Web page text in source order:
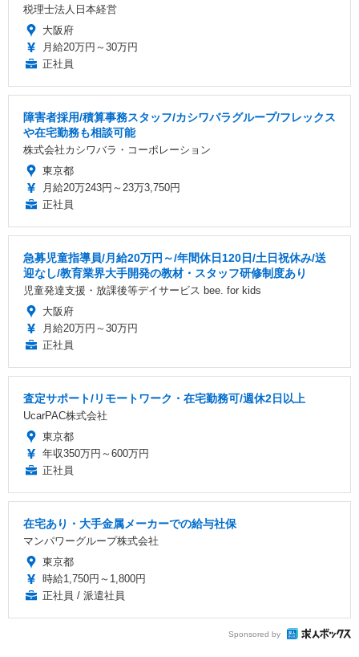
税理士法人日本経営
大阪府
月給20万円～30万円
正社員
障害者採用/積算事務スタッフ/カシワバラグループ/フレックス
や在宅勤務も相談可能
株式会社カシワバラ・コーポレーション
東京都
月給20万243円～23万3,750円
正社員
急募児童指導員/月給20万円～/年間休日120日/土日祝休み/送
迎なし/教育業界大手開発の教材・スタッフ研修制度あり
児童発達支援・放課後等デイサービス bee. for kids
大阪府
月給20万円～30万円
正社員
査定サポート/リモートワーク・在宅勤務可/週休2日以上
UcarPAC株式会社
東京都
年収350万円～600万円
正社員
在宅あり・大手金属メーカーでの給与社保
マンパワーグループ株式会社
東京都
時給1,750円～1,800円
正社員 / 派遣社員
Sponsored by